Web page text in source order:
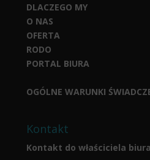
DLACZEGO MY
O NAS
OFERTA
RODO
PORTAL BIURA
OGÓLNE WARUNKI
Kontakt
Kontakt do właściciela